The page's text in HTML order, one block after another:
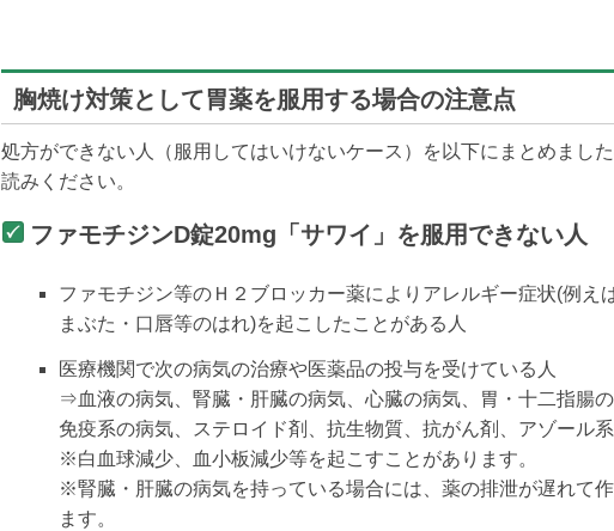
胸焼け対策として胃薬を服用する場合の注意点
処方ができない人（服用してはいけないケース）を以下にまとめまし
読みください。
ファモチジンD錠20mg「サワイ」を服用できない人
ファモチジン等のＨ２ブロッカー薬によりアレルギー症状(例え
まぶた・口唇等のはれ)を起こしたことがある人
医療機関で次の病気の治療や医薬品の投与を受けている人
⇒血液の病気、腎臓・肝臓の病気、心臓の病気、胃・十二指腸
免疫系の病気、ステロイド剤、抗生物質、抗がん剤、アゾール
※白血球減少、血小板減少等を起こすことがあります。
※腎臓・肝臓の病気を持っている場合には、薬の排泄が遅れて
ます。